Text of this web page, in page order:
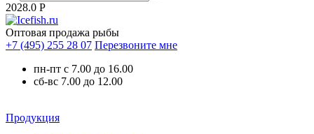
2028.0 Р
Оптовая продажа рыбы
+7 (495) 255 28 07 Перезвоните мне
пн-пт с 7.00 до 16.00
сб-вс 7.00 до 12.00
Продукция